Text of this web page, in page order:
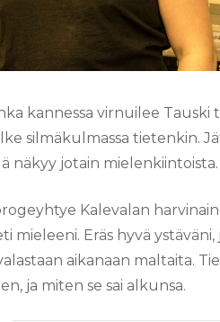
kannessa virnuilee
silmäkulmassa tietenkin.
näkyy jotain mielenkiintoista.
Kalevalan
mieleeni. Eräs hyvä
aikanaan maltaita.
ja miten se sai alkunsa.